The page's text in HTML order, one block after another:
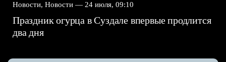
Новости, Новости — 24 июля, 09:10
Праздник огурца в Суздале впервые продлится
два дня